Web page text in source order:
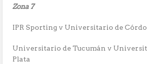
Zona 7
IPR Sporting v Universitario de
Universitario de Tucumán v
Plata